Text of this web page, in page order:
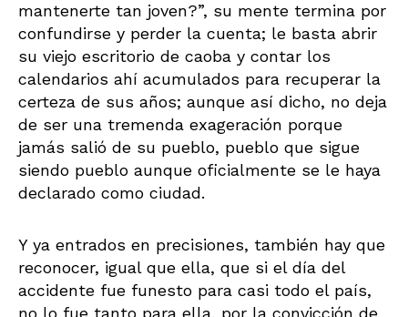
mantenerte tan joven?”, su mente termina por
confundirse y perder la cuenta; le basta abrir
su viejo escritorio de caoba y contar los
calendarios ahí acumulados para recuperar la
certeza de sus años; aunque así dicho, no deja
de ser una tremenda exageración porque
jamás salió de su pueblo, pueblo que sigue
siendo pueblo aunque oficialmente se le haya
declarado como ciudad.
Y ya entrados en precisiones, también hay que
reconocer, igual que ella, que si el día del
accidente fue funesto para casi todo el país,
no lo fue tanto para ella, por la convicción de